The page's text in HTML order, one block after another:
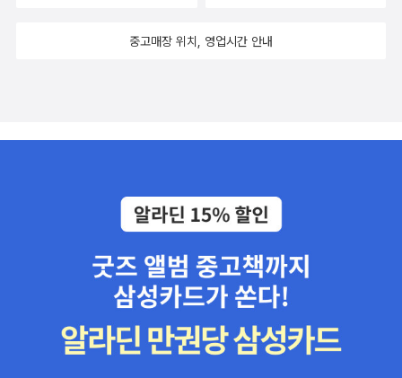
중고매장 위치, 영업시간 안내